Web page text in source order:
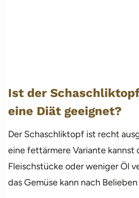
Ist der
eine Diät geeignet?
Der Schaschliktopf ist recht
eine fettärmere Variante kannst
Fleischstücke oder weniger Öl
das Gemüse kann nach